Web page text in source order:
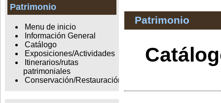
Patrimonio
Menu de inicio
Información General
Catálogo
Exposiciones/Actividades
Itinerarios/rutas
patrimoniales
Conservación/Restauración
Patrimonio